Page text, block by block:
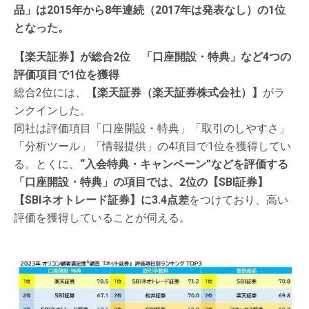
品」は2015年から8年連続（2017年は発表なし）の1位
となった。
【楽天証券】が総合2位 「口座開設・特典」など4つの
評価項目で1位を獲得
総合2位には、
【楽天証券（楽天証券株式会社）】 がラ
ンクインした。
同社は評価項目「口座開設・特典」「取引のしやすさ」
「分析ツール」「情報提供」の4項目で1位を獲得してい
る。とくに、 “入会特典・キャンペーン”などを評価する
「口座開設・特典」の項目では、2位の【SBI証券】
【SBIネオトレード証券】に3.4点差をつけており、高い
評価を獲得していることが伺える。